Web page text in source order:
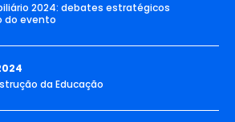
2024: debates estratégicos
do evento
da Educação